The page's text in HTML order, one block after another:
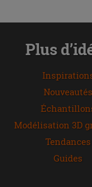
Plus
Nouveautés
Modélisation 3D
Tendances
Guides